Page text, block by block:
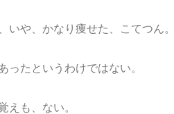
いや、かなり痩せた、こてつん。
ったというわけではない。
えも、ない。